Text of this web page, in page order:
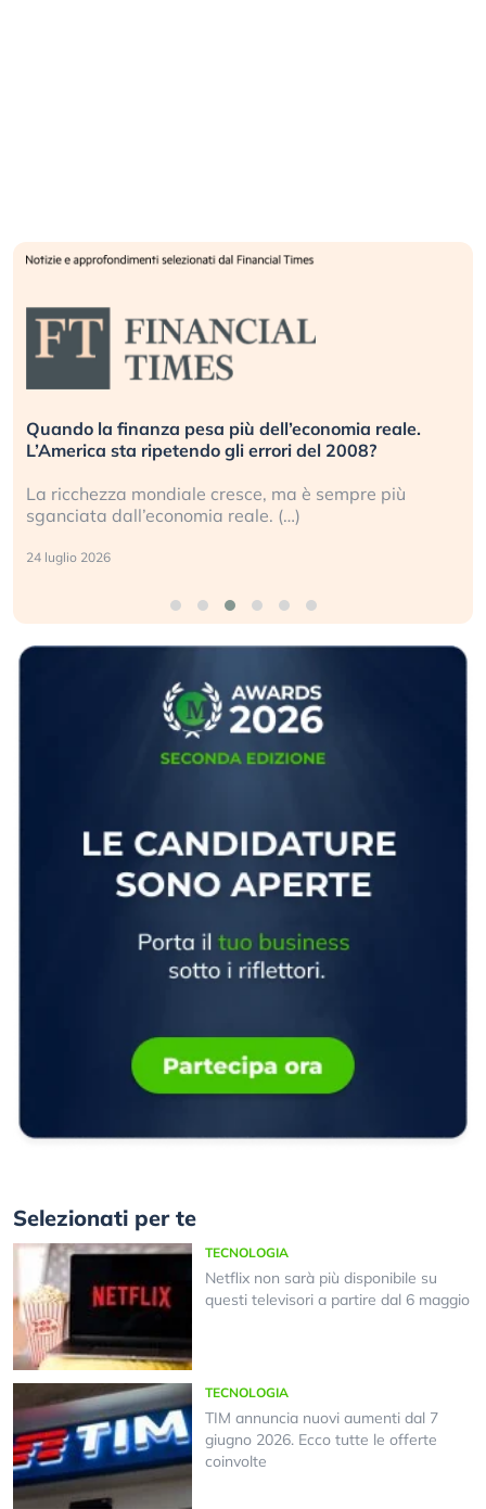
Quando la finanza pesa più dell’economia reale.
L’America sta ripetendo gli errori del 2008?
La ricchezza mondiale cresce, ma è sempre più
sganciata dall’economia reale. (…)
24 luglio 2026
Selezionati per te
TECNOLOGIA
Netflix non sarà più disponibile su
questi televisori a partire dal 6 maggio
TECNOLOGIA
TIM annuncia nuovi aumenti dal 7
giugno 2026. Ecco tutte le offerte
coinvolte